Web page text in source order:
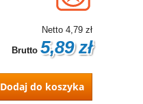
Netto 4,79 zł
Brutto 5,89 zł
Dodaj do koszyka